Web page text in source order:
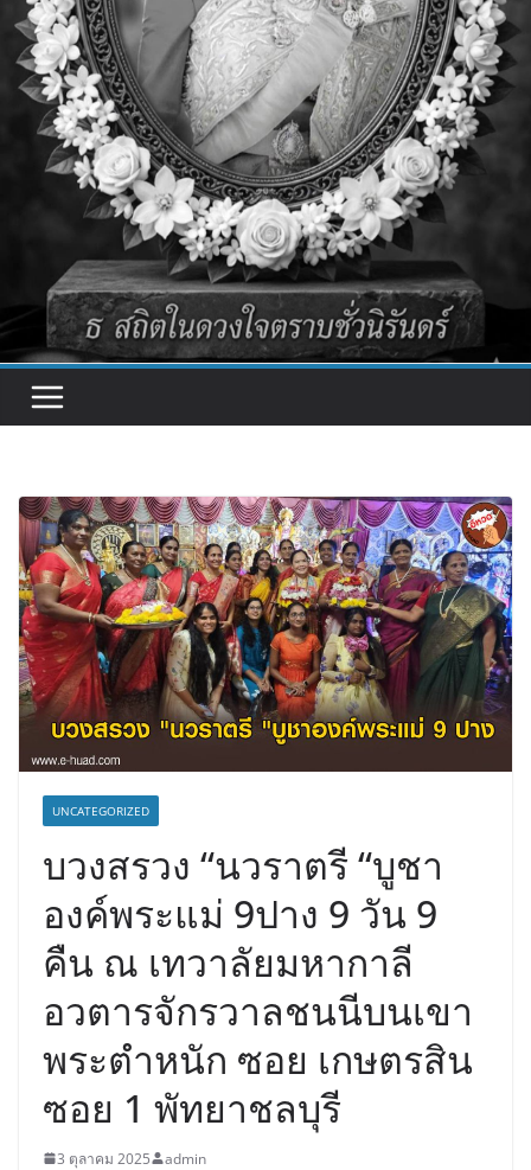
UNCATEGORIZED
บวงสรวง “นวราตรี “บูชา
องค์พระแม่ 9ปาง 9 วัน 9
คืน ณ เทวาลัยมหากาลี
อวตารจักรวาลชนนีบนเขา
พระตำหนัก ซอย เกษตรสิน
ซอย 1 พัทยาชลบุรี
3 ตุลาคม 2025 admin